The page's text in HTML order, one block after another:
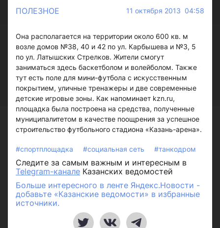
ПОЛЕЗНОЕ 11 октября 2013 04:58
Она располагается на территории около 600 кв. м
возле домов №38, 40 и 42 по ул. Карбышева и №3, 5
по ул. Латышских Стрелков. Жители смогут
заниматься здесь баскетболом и волейболом. Также
тут есть поле для мини-футбола с искусственным
покрытием, уличные тренажеры и две современные
детские игровые зоны. Как напоминает kzn.ru,
площадка была построена на средства, полученные
муниципалитетом в качестве поощрения за успешное
строительство футбольного стадиона «Казань-арена».
#спортплощадка #социальная сеть #танкодром
Следите за самым важным и интересным в
Telegram-канале Казанских ведомостей
Больше интересного в ленте Яндекс.Новости -
добавьте «Казанские ведомости» в избранные
источники.